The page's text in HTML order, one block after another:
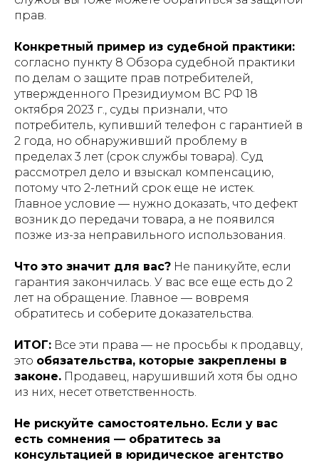
прав.
Конкретный пример из судебной практики:
согласно пункту 8 Обзора судебной практики
по делам о защите прав потребителей,
утвержденного Президиумом ВС РФ 18
октября 2023 г., суды признали, что
потребитель, купивший телефон с гарантией в
2 года, но обнаруживший проблему в
пределах 3 лет (срок службы товара). Суд
рассмотрел дело и взыскал компенсацию,
потому что 2-летний срок еще не истек.
Главное условие — нужно доказать, что дефект
возник до передачи товара, а не появился
позже из-за неправильного использования.
Что это значит для вас? Не паникуйте, если
гарантия закончилась. У вас все еще есть до 2
лет на обращение. Главное — вовремя
обратитесь и соберите доказательства.
ИТОГ: Все эти права — не просьбы к продавцу,
это обязательства, которые закреплены в
законе. Продавец, нарушивший хотя бы одно
из них, несет ответственность.
Не рискуйте самостоятельно. Если у вас
есть сомнения — обратитесь за
консультацией в юридическое агентство